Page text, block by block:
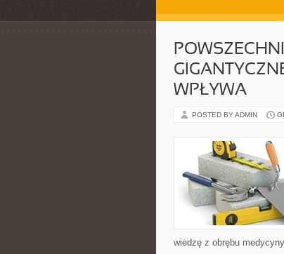
WPŁYWA
POSTED BY ADMIN
wiedzę z obrębu